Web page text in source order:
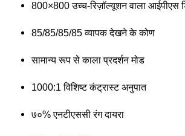
800×800 उच्च-रिज़ॉल्यूशन वाला आईपीएस
85/85/85/85 व्यापक देखने के कोण
सामान्य रूप से काला प्रदर्शन मोड
1000:1 विशिष्ट कंट्रास्ट अनुपात
७०% एनटीएससी रंग दायरा